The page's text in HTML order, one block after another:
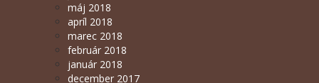
máj 2018
apríl 2018
marec 2018
február 2018
január 2018
december 2017